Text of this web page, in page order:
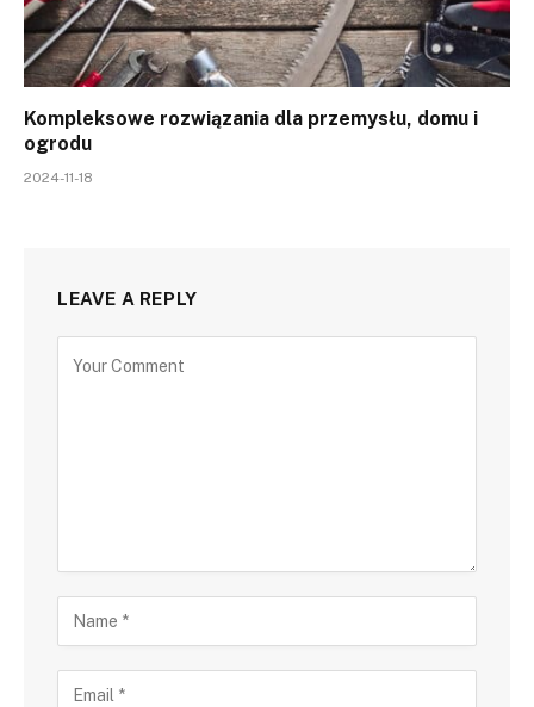
Kompleksowe rozwiązania dla przemysłu, domu i
ogrodu
2024-11-18
LEAVE A REPLY